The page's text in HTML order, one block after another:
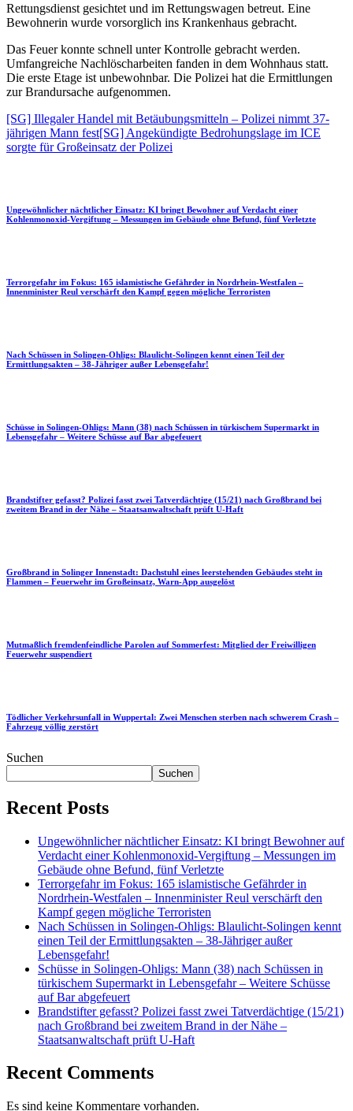
Rettungsdienst gesichtet und im Rettungswagen betreut. Eine
Bewohnerin wurde vorsorglich ins Krankenhaus gebracht.
Das Feuer konnte schnell unter Kontrolle gebracht werden.
Umfangreiche Nachlöscharbeiten fanden in dem Wohnhaus statt.
Die erste Etage ist unbewohnbar. Die Polizei hat die Ermittlungen
zur Brandursache aufgenommen.
[SG] Illegaler Handel mit Betäubungsmitteln – Polizei nimmt 37-
jährigen Mann fest[SG] Angekündigte Bedrohungslage im ICE
sorgte für Großeinsatz der Polizei
Ungewöhnlicher nächtlicher Einsatz: KI bringt Bewohner auf Verdacht einer
Kohlenmonoxid-Vergiftung – Messungen im Gebäude ohne Befund, fünf Verletzte
Terrorgefahr im Fokus: 165 islamistische Gefährder in Nordrhein-Westfalen –
Innenminister Reul verschärft den Kampf gegen mögliche Terroristen
Nach Schüssen in Solingen-Ohligs: Blaulicht-Solingen kennt einen Teil der
Ermittlungsakten – 38-Jähriger außer Lebensgefahr!
Schüsse in Solingen-Ohligs: Mann (38) nach Schüssen in türkischem Supermarkt in
Lebensgefahr – Weitere Schüsse auf Bar abgefeuert
Brandstifter gefasst? Polizei fasst zwei Tatverdächtige (15/21) nach Großbrand bei
zweitem Brand in der Nähe – Staatsanwaltschaft prüft U-Haft
Großbrand in Solinger Innenstadt: Dachstuhl eines leerstehenden Gebäudes steht in
Flammen – Feuerwehr im Großeinsatz, Warn-App ausgelöst
Mutmaßlich fremdenfeindliche Parolen auf Sommerfest: Mitglied der Freiwilligen
Feuerwehr suspendiert
Tödlicher Verkehrsunfall in Wuppertal: Zwei Menschen sterben nach schwerem Crash –
Fahrzeug völlig zerstört
Suchen
Suchen
Recent Posts
Ungewöhnlicher nächtlicher Einsatz: KI bringt Bewohner auf
Verdacht einer Kohlenmonoxid-Vergiftung – Messungen im
Gebäude ohne Befund, fünf Verletzte
Terrorgefahr im Fokus: 165 islamistische Gefährder in
Nordrhein-Westfalen – Innenminister Reul verschärft den
Kampf gegen mögliche Terroristen
Nach Schüssen in Solingen-Ohligs: Blaulicht-Solingen kennt
einen Teil der Ermittlungsakten – 38-Jähriger außer
Lebensgefahr!
Schüsse in Solingen-Ohligs: Mann (38) nach Schüssen in
türkischem Supermarkt in Lebensgefahr – Weitere Schüsse
auf Bar abgefeuert
Brandstifter gefasst? Polizei fasst zwei Tatverdächtige (15/21)
nach Großbrand bei zweitem Brand in der Nähe –
Staatsanwaltschaft prüft U-Haft
Recent Comments
Es sind keine Kommentare vorhanden.